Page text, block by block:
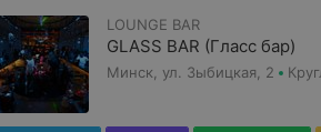
LOUNGE BAR
GLASS BAR (Гласс бар)
Минск, ул. Зыбицкая, 2